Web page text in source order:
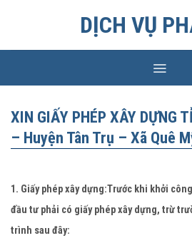
DỊCH VỤ
XIN GIẤY PHÉP XÂY DỰNG
– Huyện Tân Trụ – Xã Quê
1. Giấy phép xây dựng:Trước khi khởi
đầu tư phải có giấy phép xây dựng, trừ
trình sau đây: